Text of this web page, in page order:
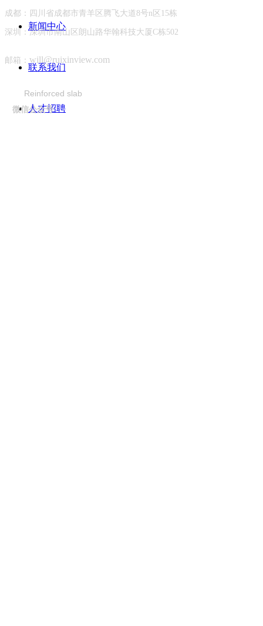
加固平板
Reinforced slab
新闻中心
联系我们
人才招聘
成都：四川省成都市青羊区腾飞大道8号n区15栋
深圳：深圳市南山区朗山路华翰科技大厦C栋502
邮箱： will@ruixinview.com
微信公众号